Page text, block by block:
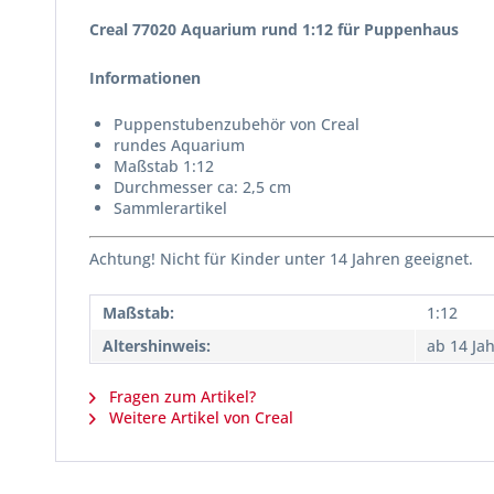
Creal 77020 Aquarium rund 1:12 für Puppenhaus
Informationen
Puppenstubenzubehör von Creal
rundes Aquarium
Maßstab 1:12
Durchmesser ca: 2,5 cm
Sammlerartikel
Achtung! Nicht für Kinder unter 14 Jahren geeignet.
Maßstab:
1:12
Altershinweis:
ab 14
Fragen zum Artikel?
Weitere Artikel von Creal